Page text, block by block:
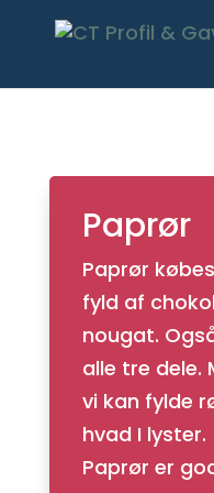
Paprør
Paprør
fyld af
nougat.
alle tre dele.
vi kan fylde
hvad I lyster.
Paprør er